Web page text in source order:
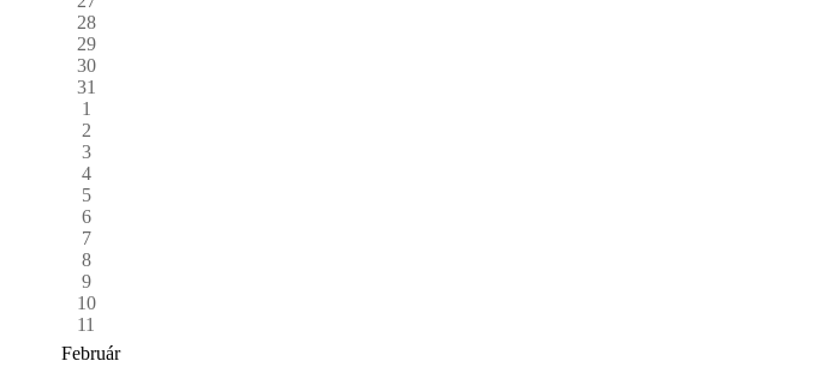
28
29
30
31
1
2
3
4
5
6
7
8
9
10
11
Február